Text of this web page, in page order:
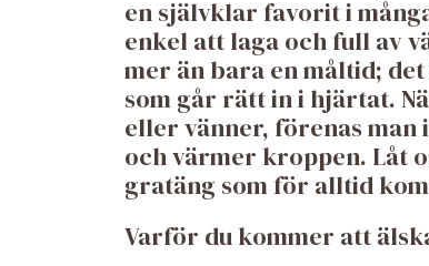
en självklar favorit i
enkel att laga och full av
mer än bara en måltid;
som går rätt in i hjärtat.
eller vänner, förenas man
och värmer kroppen. Låt
gratäng som för alltid
Varför du kommer att